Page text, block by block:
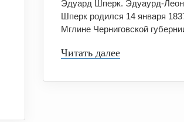
Эдуард Шперк. Эдуаурд-
Шперк родился 14 января
Мглине Черниговской
Читать далее